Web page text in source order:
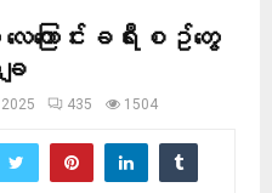
ကြောင်းခရီးစဥ်တွေ
ချ
435 1504